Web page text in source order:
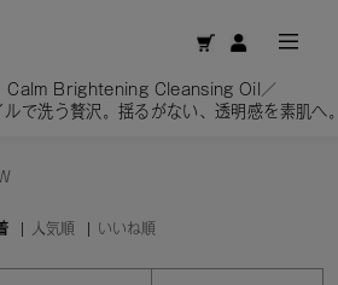
Brightening Cleansing Oil／
洗う贅沢。揺るがない、透明感を素肌へ。
人気順 いいね順